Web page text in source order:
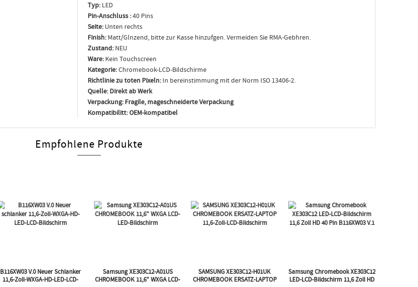
Typ: LED
Pin-Anschluss :40 Pins
Seite: Unten rechts
Finish: Matt/Glnzend, bitte zur Kasse hinzufgen. Vermeiden Sie RMA-Gebhren.
Zustand: NEU
Ware: Kein Touchscreen
Kategorie:Chromebook-LCD-Bildschirme
Richtlinie zu toten Pixeln: In bereinstimmung mit der Norm ISO 13406-2.
Quelle: Direkt ab Werk
Verpackung: Fragile, mageschneiderte Verpackung
Kompatibilitt:OEM-kompatibel
Empfohlene Produkte
B116XW03 V.0 Neuer Schlanker
11,6-Zoll-WXGA-HD-LED-LCD-
Samsung XE303C12-A01US
CHROMEBOOK 11,6" WXGA LCD-
SAMSUNG XE303C12-H01UK
CHROMEBOOK ERSATZ-LAPTOP
Samsung Chromebook XE303C12
LED-LCD-Bildschirm 11,6 Zoll HD